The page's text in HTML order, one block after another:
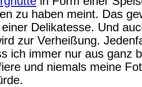
zu haben meint. Das
Delikatesse. Und
zur Verheißung.
ich immer nur aus ganz
und niemals meine